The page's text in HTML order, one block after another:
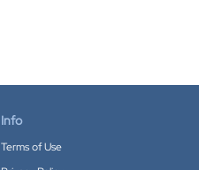
Info
Terms of Use